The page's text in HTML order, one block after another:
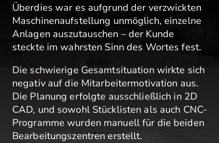
Überdies war es aufgrund der verzwickten
Maschinenaufstellung unmöglich, einzelne
Anlagen auszutauschen – der Kunde
steckte im wahrsten Sinn des Wortes fest.
Die schwierige Gesamtsituation wirkte sich
negativ auf die Mitarbeitermotivation aus.
Die Planung erfolgte ausschließlich in 2D
CAD, und sowohl Stücklisten als auch CNC-
Programme wurden manuell für die beiden
Bearbeitungszentren erstellt.